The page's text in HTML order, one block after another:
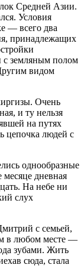
Средней Азии.
Условия
— всего два
принадлежащих
с земляным полом
видом
Очень
и ту нельзя
на путях
цепочка людей с
однообразные
дневная
На небе ни
слух
с семьей,
в любом месте —
зубами. Жить
сюда, стала